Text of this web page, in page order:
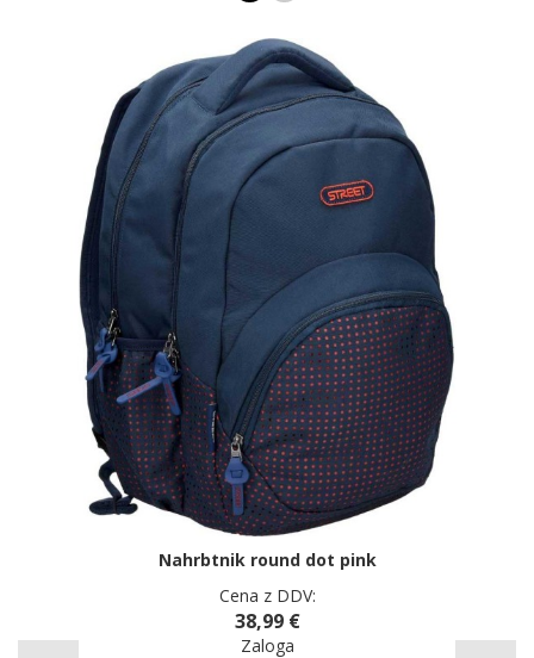
Nahrbtnik round dot pink
Cena z DDV:
38,99 €
Zaloga